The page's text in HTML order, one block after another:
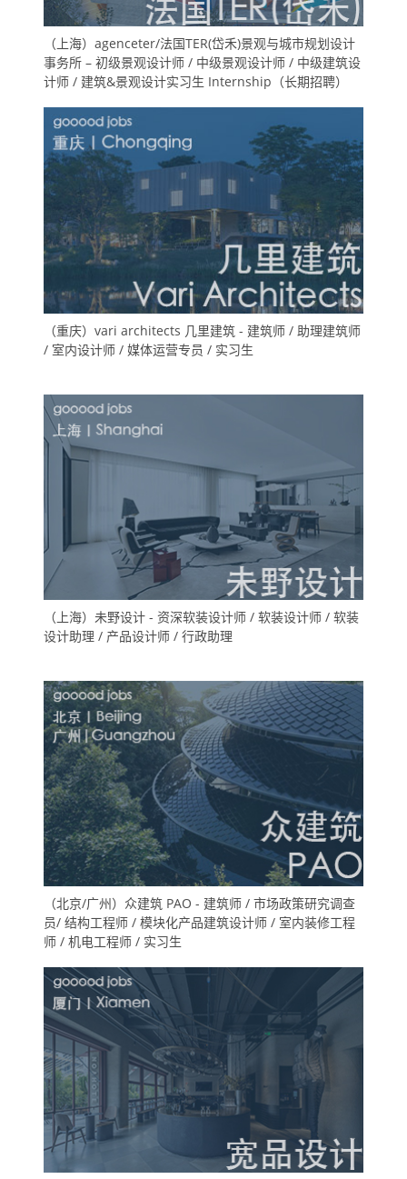
（上海）agenceter/法国TER(岱禾)景观与城市规划设计
事务所 – 初级景观设计师 / 中级景观设计师 / 中级建筑设
计师 / 建筑&景观设计实习生 Internship（长期招聘）
（重庆）vari architects 几里建筑 - 建筑师 / 助理建筑师
/ 室内设计师 / 媒体运营专员 / 实习生
（上海）未野设计 - 资深软装设计师 / 软装设计师 / 软装
设计助理 / 产品设计师 / 行政助理
（北京/广州）众建筑 PAO - 建筑师 / 市场政策研究调查
员/ 结构工程师 / 模块化产品建筑设计师 / 室内装修工程
师 / 机电工程师 / 实习生